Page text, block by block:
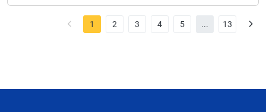
1 2 3 4 5 ... 13